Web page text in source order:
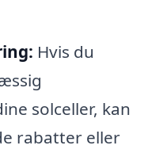
Hvis du
solceller, kan
rabatter eller